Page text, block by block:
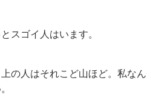
スゴイ人はいます。
の人はそれこど山ほど。私なん